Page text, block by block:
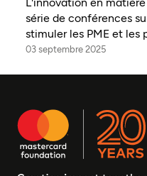
série de conférences
stimuler les PME et
03 septembre 2025